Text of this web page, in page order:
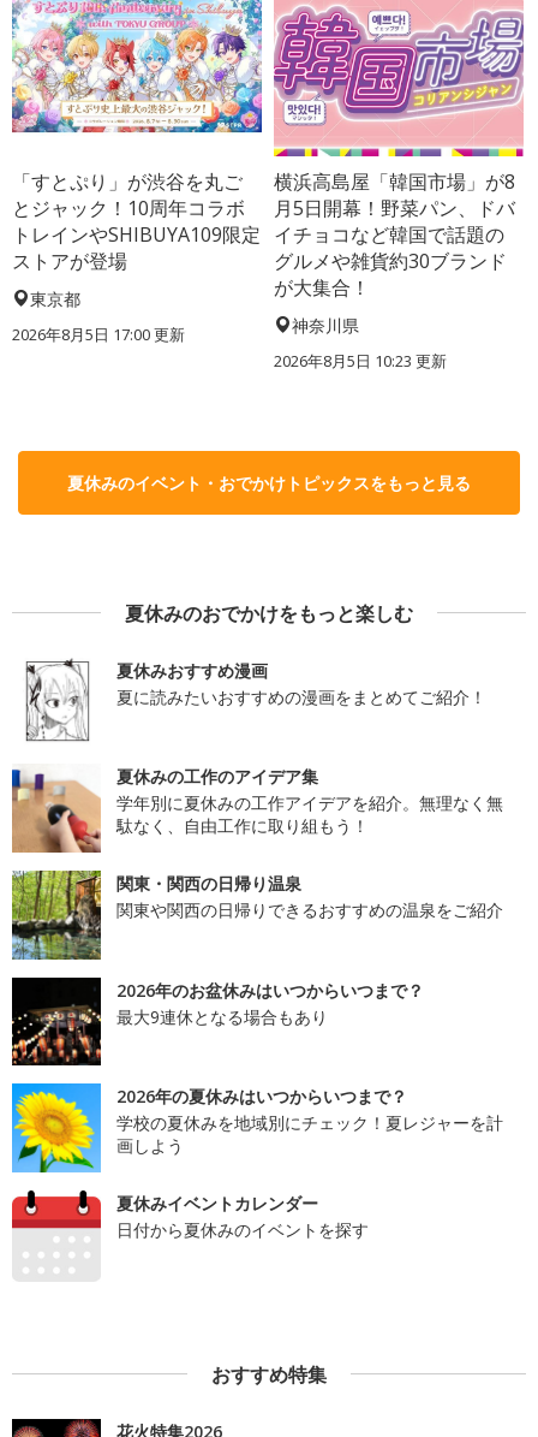
「すとぷり」が渋谷を丸ご
とジャック！10周年コラボ
トレインやSHIBUYA109限定
ストアが登場
東京都
2026年8月5日 17:00更新
横浜高島屋「韓国市場」が8
月5日開幕！野菜パン、ドバ
イチョコなど韓国で話題の
グルメや雑貨約30ブランド
が大集合！
神奈川県
2026年8月5日 10:23 更新
夏休みのイベント・おでかけトピックスをもっと見る
夏休みのおでかけをもっと楽しむ
夏休みおすすめ漫画
夏に読みたいおすすめの漫画をまとめてご紹介！
夏休みの工作のアイデア集
学年別に夏休みの工作アイデアを紹介。無理なく無
駄なく、自由工作に取り組もう！
関東・関西の日帰り温泉
関東や関西の日帰りできるおすすめの温泉をご紹介
2026年のお盆休みはいつからいつまで？
最大9連休となる場合もあり
2026年の夏休みはいつからいつまで？
学校の夏休みを地域別にチェック！夏レジャーを計
画しよう
夏休みイベントカレンダー
日付から夏休みのイベントを探す
おすすめ特集
花火特集2026